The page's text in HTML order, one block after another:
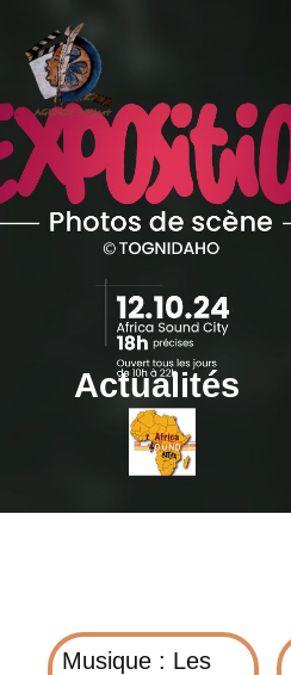
Actualités
Musique : Les